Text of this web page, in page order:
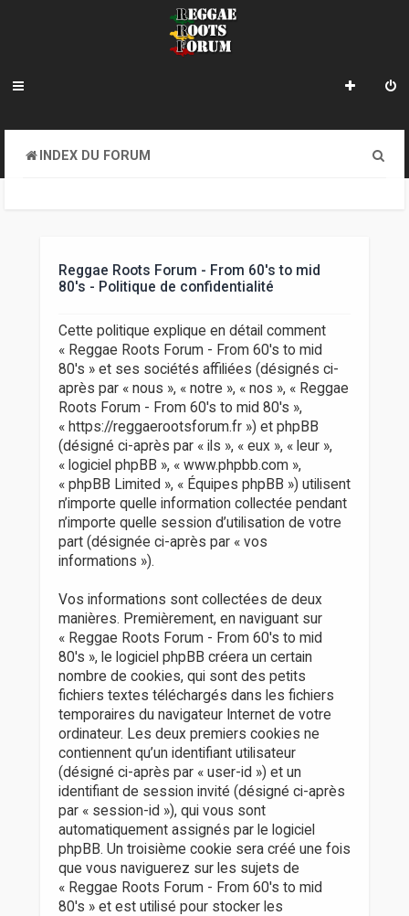
INDEX DU FORUM
Reggae Roots Forum - From 60's to mid
80's - Politique de confidentialité
Cette politique explique en détail comment
« Reggae Roots Forum - From 60's to mid
80's » et ses sociétés affiliées (désignés ci-
après par « nous », « notre », « nos », « Reggae
Roots Forum - From 60's to mid 80's »,
« https://reggaerootsforum.fr ») et phpBB
(désigné ci-après par « ils », « eux », « leur »,
« logiciel phpBB », « www.phpbb.com »,
« phpBB Limited », « Équipes phpBB ») utilisent
n’importe quelle information collectée pendant
n’importe quelle session d’utilisation de votre
part (désignée ci-après par « vos
informations »).
Vos informations sont collectées de deux
manières. Premièrement, en naviguant sur
« Reggae Roots Forum - From 60's to mid
80's », le logiciel phpBB créera un certain
nombre de cookies, qui sont des petits
fichiers textes téléchargés dans les fichiers
temporaires du navigateur Internet de votre
ordinateur. Les deux premiers cookies ne
contiennent qu’un identifiant utilisateur
(désigné ci-après par « user-id ») et un
identifiant de session invité (désigné ci-après
par « session-id »), qui vous sont
automatiquement assignés par le logiciel
phpBB. Un troisième cookie sera créé une fois
que vous naviguerez sur les sujets de
« Reggae Roots Forum - From 60's to mid
80's » et est utilisé pour stocker les